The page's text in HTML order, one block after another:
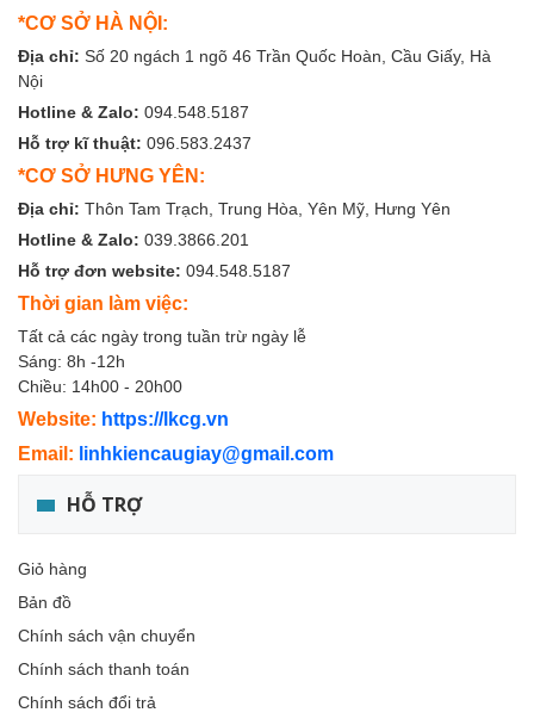
*CƠ SỞ HÀ NỘI:
Địa chỉ: Số 20 ngách 1 ngõ 46 Trần Quốc Hoàn, Cầu Giấy, Hà
Nội
Hotline & Zalo: 094.548.5187
Hỗ trợ kĩ thuật: 096.583.2437
*CƠ SỞ HƯNG YÊN:
Địa chỉ: Thôn Tam Trạch, Trung Hòa, Yên Mỹ, Hưng Yên
Hotline & Zalo: 039.3866.201
Hỗ trợ đơn website: 094.548.5187
Thời gian làm việc:
Tất cả các ngày trong tuần trừ ngày lễ
Sáng: 8h -12h
Chiều: 14h00 - 20h00
Website: https://lkcg.vn
Email: linhkiencaugiay@gmail.com
HỖ TRỢ
Giỏ hàng
Bản đồ
Chính sách vận chuyển
Chính sách thanh toán
Chính sách đổi trả